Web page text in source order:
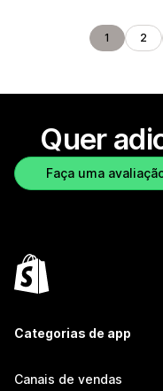
1 2
Quer
Faça uma
Categorias de app
Canais de vendas